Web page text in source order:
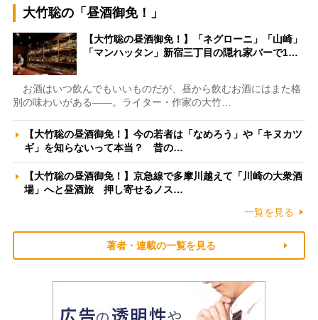
大竹聡の「昼酒御免！」
【大竹聡の昼酒御免！】「ネグローニ」「山崎」
「マンハッタン」新宿三丁目の隠れ家バーで1…
お酒はいつ飲んでもいいものだが、昼から飲むお酒にはまた格
別の味わいがある――。ライター・作家の大竹…
【大竹聡の昼酒御免！】今の若者は「なめろう」や「キヌカツ
ギ」を知らないって本当？ 昔の…
【大竹聡の昼酒御免！】京急線で多摩川越えて「川崎の大衆酒
場」へと昼酒旅 押し寄せるノス…
一覧を見る
著者・連載の一覧を見る